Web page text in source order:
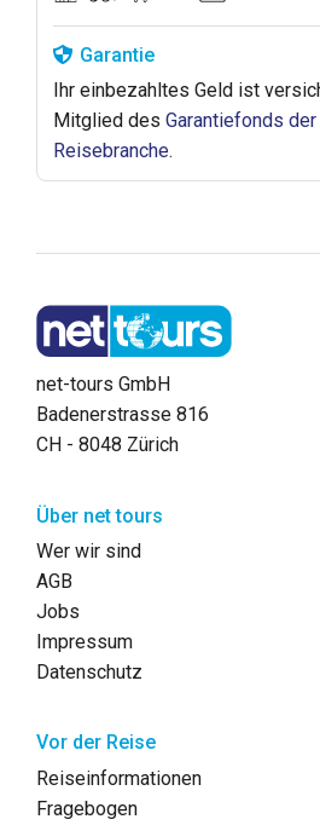
Garantie
Ihr einbezahltes Geld ist
Mitglied des Garantiefonds
Reisebranche.
net-tours GmbH
Badenerstrasse 816
CH - 8048 Zürich
Über net tours
Wer wir sind
AGB
Jobs
Impressum
Datenschutz
Vor der Reise
Reiseinformationen
Fragebogen